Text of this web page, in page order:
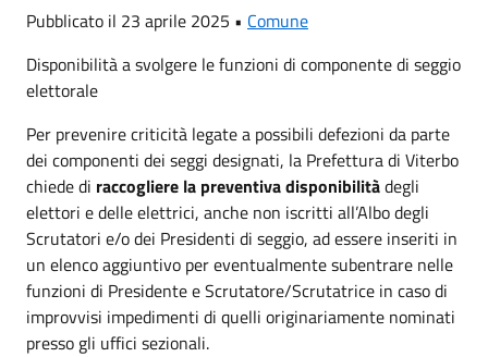
Pubblicato il 23 aprile 2025 • Comune
Disponibilità a svolgere le funzioni di componente di seggio
elettorale
Per prevenire criticità legate a possibili defezioni da parte
dei componenti dei seggi designati, la Prefettura di Viterbo
chiede di raccogliere la preventiva disponibilitàdegli
elettori e delle elettrici, anche non iscritti all’Albo degli
Scrutatori e/o dei Presidenti di seggio, ad essere inseriti in
un elenco aggiuntivo per eventualmente subentrare nelle
funzioni di Presidente e Scrutatore/Scrutatrice in caso di
improvvisi impedimenti di quelli originariamente nominati
presso gli uffici sezionali.